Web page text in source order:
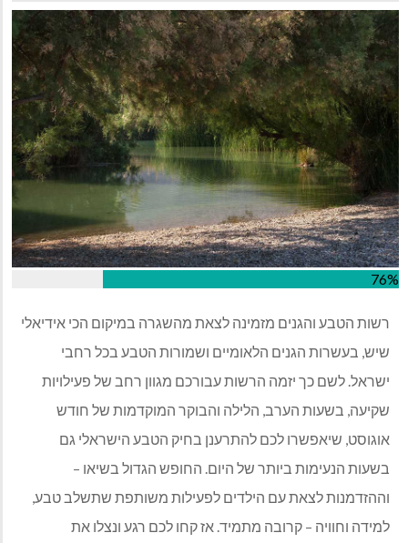
76%
רשות הטבע והגנים מזמינה לצאת מהשגרה במיקום הכי אידיאלי
שיש, בעשרות הגנים הלאומיים ושמורות הטבע בכל רחבי
ישראל. לשם כך יזמה הרשות עבורכם מגוון רחב של פעילויות
שקיעה, בשעות הערב, הלילה והבוקר המוקדמות של חודש
אוגוסט, שיאפשרו לכם להתרענן בחיק הטבע הישראלי גם
בשעות הנעימות ביותר של היום. החופש הגדול בשיאו –
וההזדמנות לצאת עם הילדים לפעילות משותפת שתשלב טבע,
למידה וחוויה – קרובה מתמיד. אז קחו לכם רגע ונצלו את